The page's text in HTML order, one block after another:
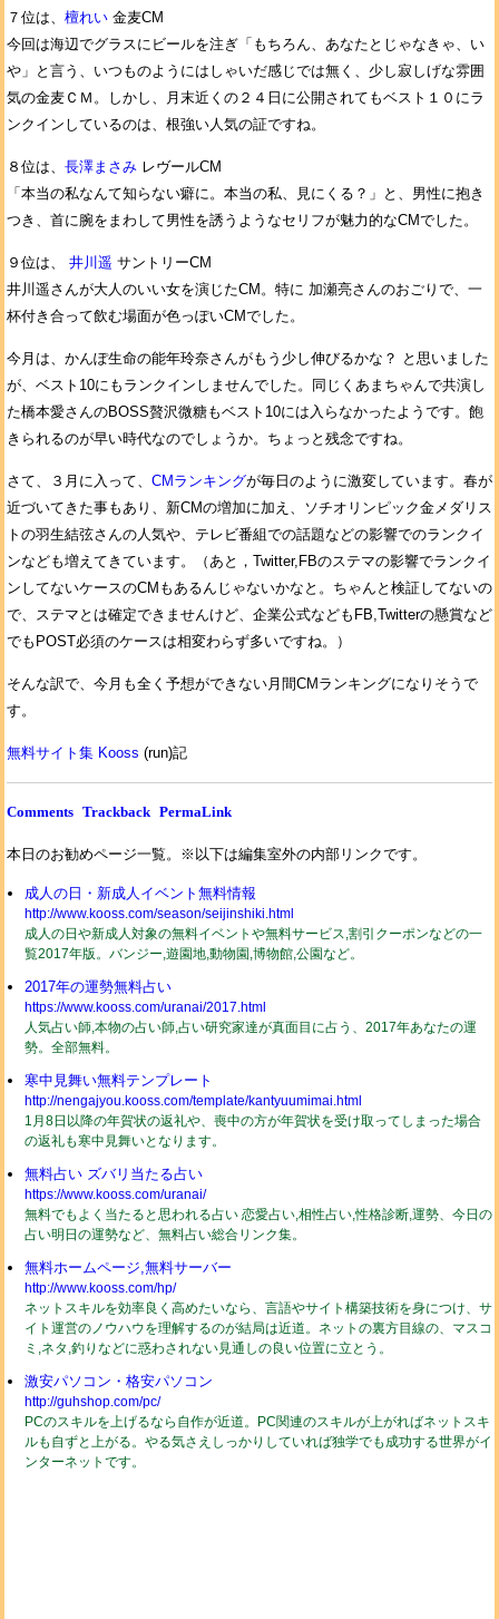
７位は、 檀れい 金麦CM
今回は海辺でグラスにビールを注ぎ「もちろん、あなたとじゃなきゃ、い
や」と言う、いつものようにはしゃいだ感じでは無く、少し寂しげな雰囲
気の金麦ＣＭ。しかし、月末近くの２４日に公開されてもベスト１０にラ
ンクインしているのは、根強い人気の証ですね。
８位は、 長澤まさみ レヴールCM
「本当の私なんて知らない癖に。本当の私、見にくる？」と、男性に抱き
つき、首に腕をまわして男性を誘うようなセリフが魅力的なCMでした。
９位は、 井川遥 サントリーCM
井川遥さんが大人のいい女を演じたCM。特に 加瀬亮さんのおごりで、一
杯付き合って飲む場面が色っぽいCMでした。
今月は、かんぽ生命の能年玲奈さんがもう少し伸びるかな？ と思いました
が、ベスト10にもランクインしませんでした。同じくあまちゃんで共演し
た橋本愛さんのBOSS贅沢微糖もベスト10には入らなかったようです。飽
きられるのが早い時代なのでしょうか。ちょっと残念ですね。
さて、３月に入って、 CMランキングが毎日のように激変しています。春が
近づいてきた事もあり、新CMの増加に加え、ソチオリンピック金メダリス
トの羽生結弦さんの人気や、テレビ番組での話題などの影響でのランクイ
ンなども増えてきています。（あと，Twitter,FBのステマの影響でランクイ
ンしてないケースのCMもあるんじゃないかなと。ちゃんと検証してないの
で、ステマとは確定できませんけど、企業公式などもFB,Twitterの懸賞など
でもPOST必須のケースは相変わらず多いですね。）
そんな訳で、今月も全く予想ができない月間CMランキングになりそうで
す。
無料サイト集 Kooss (run)記
Comments Trackback PermaLink
本日のお勧めページ一覧。※以下は編集室外の内部リンクです。
成人の日・新成人イベント無料情報
http://www.kooss.com/season/seijinshiki.html
成人の日や新成人対象の無料イベントや無料サービス,割引クーポンなどの一
覧2017年版。バンジー,遊園地,動物園,博物館,公園など。
2017年の運勢無料占い
https://www.kooss.com/uranai/2017.html
人気占い師,本物の占い師,占い研究家達が真面目に占う、2017年あなたの運
勢。全部無料。
寒中見舞い無料テンプレート
http://nengajyou.kooss.com/template/kantyuumimai.html
1月8日以降の年賀状の返礼や、喪中の方が年賀状を受け取ってしまった場合
の返礼も寒中見舞いとなります。
無料占い ズバリ当たる占い
https://www.kooss.com/uranai/
無料でもよく当たると思われる占い 恋愛占い,相性占い,性格診断,運勢、今日の
占い明日の運勢など、無料占い総合リンク集。
無料ホームページ,無料サーバー
http://www.kooss.com/hp/
ネットスキルを効率良く高めたいなら、言語やサイト構築技術を身につけ、サ
イト運営のノウハウを理解するのが結局は近道。ネットの裏方目線の、マスコ
ミ,ネタ,釣りなどに惑わされない見通しの良い位置に立とう。
激安パソコン・格安パソコン
http://guhshop.com/pc/
PCのスキルを上げるなら自作が近道。PC関連のスキルが上がればネットスキ
ルも自ずと上がる。やる気さえしっかりしていれば独学でも成功する世界がイ
ンターネットです。